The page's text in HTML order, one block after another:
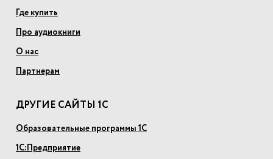
Где купить
Про аудиокниги
О нас
Партнерам
ДРУГИЕ САЙТЫ 1С
Образовательные программы 1С
1С:Предприятие